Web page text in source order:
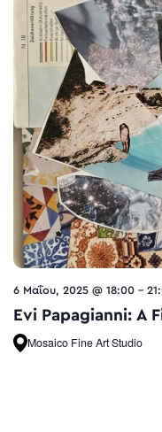
6 Μαΐου, 2025 @ 18:00 -
Evi Papagianni: A
Mosaico Fine Art Studio